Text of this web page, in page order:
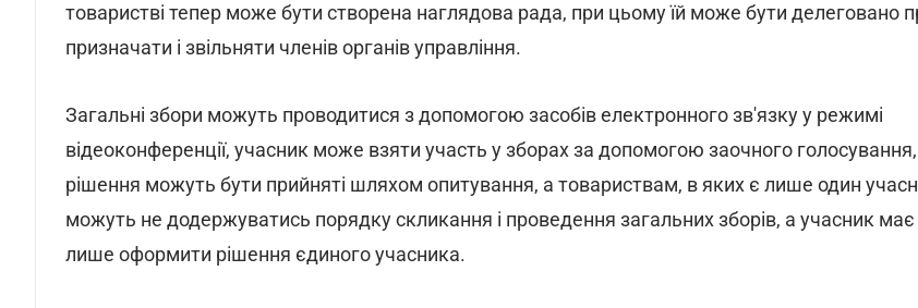
товаристві тепер може бути створена наглядова рада, при цьому їй може бути делеговано
призначати і звільняти членів органів управління.
Загальні збори можуть проводитися з допомогою засобів електронного зв'язку у режимі
відеоконференції, учасник може взяти участь у зборах за допомогою заочного
рішення можуть бути прийняті шляхом опитування, а товариствам, в яких є лише один
можуть не додержуватись порядку скликання і проведення загальних зборів, а учасник має
лише оформити рішення єдиного учасника.